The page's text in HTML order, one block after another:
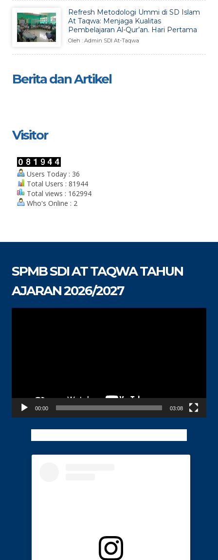
Refresh Metodologi Ummi di SD Islam
At Taqwa: Menjaga Kualitas
Pembelajaran Al-Qur’an. Hari Pertama
Oleh : Admin SDI At-Taqwa
Berita dan Artikel
Visitor
Users Today : 36
Total Users : 81944
Total views : 162994
Who's Online : 2
SPMB SDI AT TAQWA TAHUN
AJARAN 2026/2027
00:00 03:08